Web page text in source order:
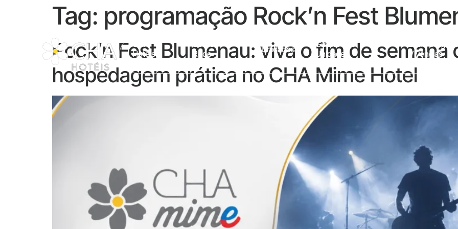
CHA
Hotéis
Sobre A
Rede
Unidades
Galeria Das
Unidades
Entre
Vivências
Tag: programação Rock’n Fest
Rock’n Fest Blumenau: viva o fim de
hospedagem prática no CHA Mime Hotel